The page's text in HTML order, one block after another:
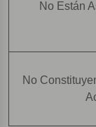
No Están
No